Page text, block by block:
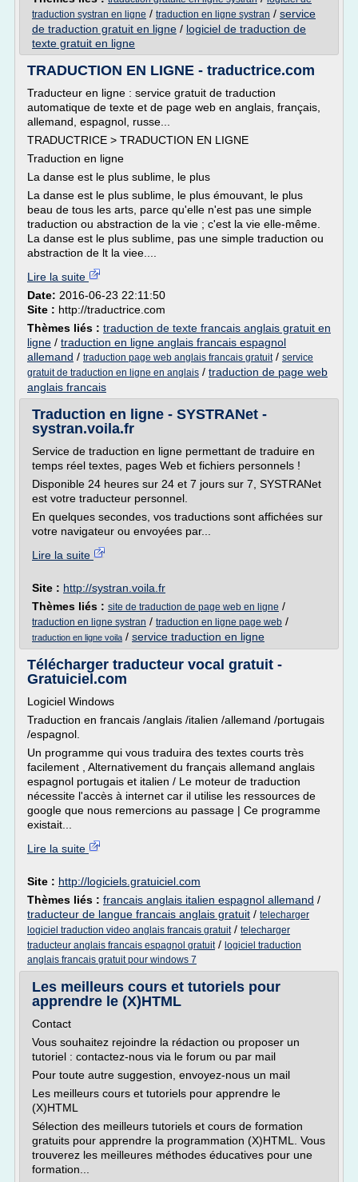
traduction systran en ligne / traduction en ligne systran / service
de traduction gratuit en ligne / logiciel de traduction de
texte gratuit en ligne
TRADUCTION EN LIGNE - traductrice.com
Traducteur en ligne : service gratuit de traduction
automatique de texte et de page web en anglais, français,
allemand, espagnol, russe...
TRADUCTRICE > TRADUCTION EN LIGNE
Traduction en ligne
La danse est le plus sublime, le plus
La danse est le plus sublime, le plus émouvant, le plus
beau de tous les arts, parce qu'elle n'est pas une simple
traduction ou abstraction de la vie ; c'est la vie elle-même.
La danse est le plus sublime, pas une simple traduction ou
abstraction de lt la viee....
Lire la suite
Date: 2016-06-23 22:11:50
Site : http://traductrice.com
Thèmes liés : traduction de texte francais anglais gratuit en
ligne / traduction en ligne anglais francais espagnol
allemand / traduction page web anglais francais gratuit/ service
gratuit de traduction en ligne en anglais / traduction de page web
anglais francais
Traduction en ligne - SYSTRANet -
systran.voila.fr
Service de traduction en ligne permettant de traduire en
temps réel textes, pages Web et fichiers personnels !
Disponible 24 heures sur 24 et 7 jours sur 7, SYSTRANet
est votre traducteur personnel.
En quelques secondes, vos traductions sont affichées sur
votre navigateur ou envoyées par...
Lire la suite
Site : http://systran.voila.fr
Thèmes liés : site de traduction de page web en ligne /
traduction en ligne systran / traduction en ligne page web /
traduction en ligne voila / service traduction en ligne
Télécharger traducteur vocal gratuit -
Gratuiciel.com
Logiciel Windows
Traduction en francais /anglais /italien /allemand /portugais
/espagnol.
Un programme qui vous traduira des textes courts très
facilement , Alternativement du français allemand anglais
espagnol portugais et italien / Le moteur de traduction
nécessite l'accès à internet car il utilise les ressources de
google que nous remercions au passage | Ce programme
existait...
Lire la suite
Site : http://logiciels.gratuiciel.com
Thèmes liés : francais anglais italien espagnol allemand /
traducteur de langue francais anglais gratuit / telecharger
logiciel traduction video anglais francais gratuit/ telecharger
traducteur anglais francais espagnol gratuit/ logiciel traduction
anglais francais gratuit pour windows 7
Les meilleurs cours et tutoriels pour
apprendre le (X)HTML
Contact
Vous souhaitez rejoindre la rédaction ou proposer un
tutoriel : contactez-nous via le forum ou par mail
Pour toute autre suggestion, envoyez-nous un mail
Les meilleurs cours et tutoriels pour apprendre le
(X)HTML
Sélection des meilleurs tutoriels et cours de formation
gratuits pour apprendre la programmation (X)HTML. Vous
trouverez les meilleures méthodes éducatives pour une
formation...